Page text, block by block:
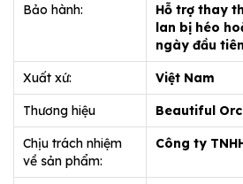
Bảo hành:
Hỗ trợ thay
lan bị héo
ngày đầu tiên
Xuất xứ: Việt Nam
Thương hiệu Beautiful
Chịu trách nhiệm
về sản phẩm:
Công ty